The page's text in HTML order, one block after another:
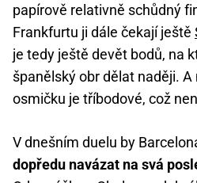
papírově relativně schůdný
Frankfurtu ji dále čekají ještě
je tedy ještě devět bodů, na
španělský obr dělat naději.
osmičku je tříbodové, což
V dnešním duelu by
dopředu navázat na svá